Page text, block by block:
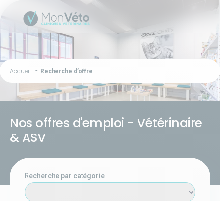
Accueil Recherche d’offre
Nos offres d'emploi - Vétérinaire
& ASV
Recherche par catégorie